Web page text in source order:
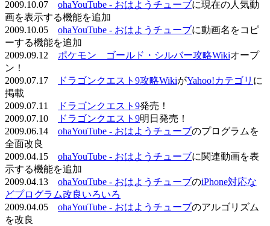
2009.10.07 ohaYouTube - おはようチューブに現在の人気動
画を表示する機能を追加
2009.10.05 ohaYouTube - おはようチューブに動画名をコピ
ーする機能を追加
2009.09.12 ポケモン ゴールド・シルバー攻略Wikiオープ
ン！
2009.07.17
ドラゴンクエスト9攻略WikiがYahoo!カテゴリ に
掲載
2009.07.11
ドラゴンクエスト9発売！
2009.07.10
ドラゴンクエスト9明日発売！
2009.06.14 ohaYouTube - おはようチューブのプログラムを
全面改良
2009.04.15 ohaYouTube - おはようチューブに関連動画を表
示する機能を追加
2009.04.13 ohaYouTube - おはようチューブのiPhone対応な
どプログラム改良いろいろ
2009.04.05 ohaYouTube - おはようチューブのアルゴリズム
を改良